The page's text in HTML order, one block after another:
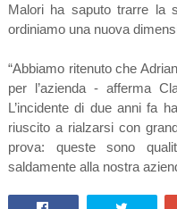
Malori ha saputo trarre la
ordiniamo una nuova
“Abbiamo ritenuto che
per l’azienda - afferma
L’incidente di due anni fa
riuscito a rialzarsi con
prova: queste sono
saldamente alla nostra